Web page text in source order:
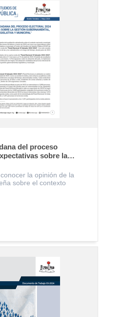
del proceso
sobre la
legislativa y
la opinión de la
sobre el contexto